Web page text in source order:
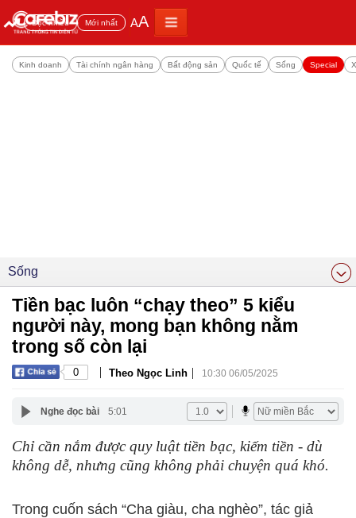
Đọc nhiều Mới nhất AA
Kinh doanh Tài chính ngân hàng Bất động sản Quốc tế Sống Special
Sống
Tiền bạc luôn “chạy theo” 5 kiểu
người này, mong bạn không nằm
trong số còn lại
0 | Theo Ngọc Linh | 10:30 06/05/2025
Nghe đọc bài 5:01
Chỉ cần nắm được quy luật tiền bạc, kiếm tiền - dù
không dễ, nhưng cũng không phải chuyện quá khó.
Trong cuốn sách “Cha giàu, cha nghèo”, tác giả